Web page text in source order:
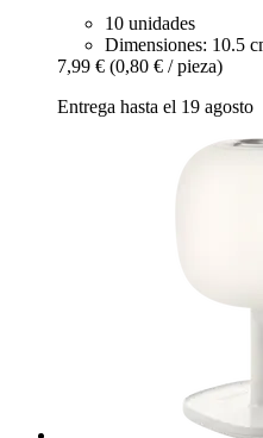
10 unidades
Dimensiones: 10.5
7,99 € (0,80 € / pieza)
Entrega hasta el 19 agosto